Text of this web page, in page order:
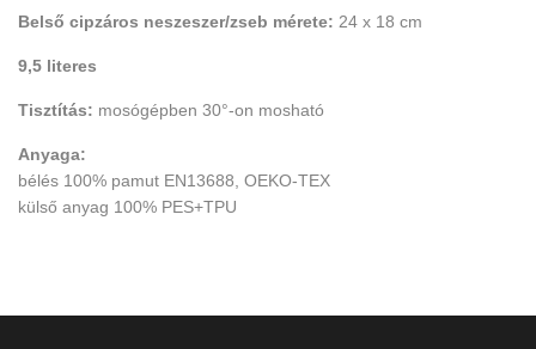
Belső cipzáros neszeszer/zseb mérete: 24 x 18 cm
9,5 literes
Tisztítás: mosógépben 30°-on mosható
Anyaga:
bélés 100% pamut EN13688, OEKO-TEX
külső anyag 100% PES+TPU